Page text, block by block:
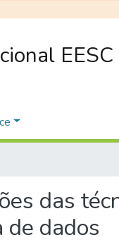
EESC
das
de dados